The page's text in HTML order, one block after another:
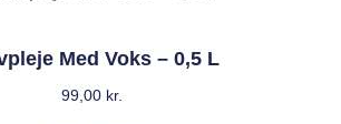
Med Voks – 0,5 L
99,00 kr.